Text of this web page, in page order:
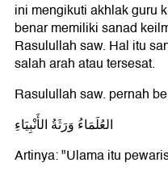
ini mengikuti akhlak guru
benar memiliki sanad
Rasulullah saw. Hal itu
salah arah atau tersesat.
Rasulullah saw. pernah
العُلَمَاءُ وَرَثَةُ الأَنْبِيَاءِ
Artinya: "Ulama itu